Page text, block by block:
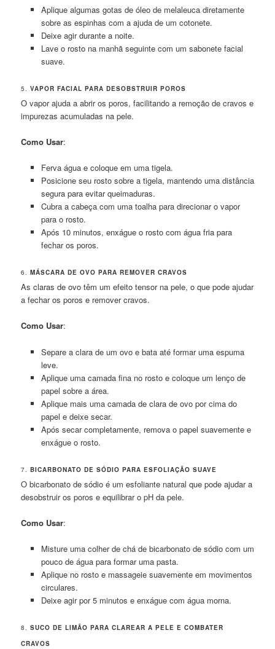
Aplique algumas gotas de óleo de melaleuca diretamente
sobre as espinhas com a ajuda de um cotonete.
Deixe agir durante a noite.
Lave o rosto na manhã seguinte com um sabonete facial
suave.
5.VAPOR FACIAL PARA DESOBSTRUIR POROS
O vapor ajuda a abrir os poros, facilitando a remoção de cravos e
impurezas acumuladas na pele.
Como Usar:
Ferva água e coloque em uma tigela.
Posicione seu rosto sobre a tigela, mantendo uma distância
segura para evitar queimaduras.
Cubra a cabeça com uma toalha para direcionar o vapor
para o rosto.
Após 10 minutos, enxágue o rosto com água fria para
fechar os poros.
6.MÁSCARA DE OVO PARA REMOVER CRAVOS
As claras de ovo têm um efeito tensor na pele, o que pode ajudar
a fechar os poros e remover cravos.
Como Usar:
Separe a clara de um ovo e bata até formar uma espuma
leve.
Aplique uma camada fina no rosto e coloque um lenço de
papel sobre a área.
Aplique mais uma camada de clara de ovo por cima do
papel e deixe secar.
Após secar completamente, remova o papel suavemente e
enxágue o rosto.
7.BICARBONATO DE SÓDIO PARA ESFOLIAÇÃO SUAVE
O bicarbonato de sódio é um esfoliante natural que pode ajudar a
desobstruir os poros e equilibrar o pH da pele.
Como Usar:
Misture uma colher de chá de bicarbonato de sódio com um
pouco de água para formar uma pasta.
Aplique no rosto e massageie suavemente em movimentos
circulares.
Deixe agir por 5 minutos e enxágue com água morna.
8.SUCO DE LIMÃO PARA CLAREAR A PELE E COMBATER
CRAVOS